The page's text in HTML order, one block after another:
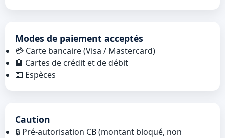
Modes de paiement acceptés
💳 Carte bancaire (Visa / Mastercard)
🏦 Cartes de crédit et de débit
💵 Espèces
Caution
🔒 Pré‑autorisation CB (montant bloqué, non